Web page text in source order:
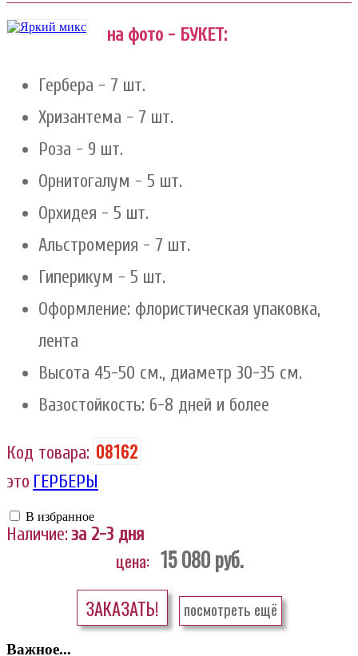
на фото - БУКЕТ:
Гербера - 7 шт.
Хризантема - 7 шт.
Роза - 9 шт.
Орнитогалум - 5 шт.
Орхидея - 5 шт.
Альстромерия - 7 шт.
Гиперикум - 5 шт.
Оформление: флористическая упаковка,
лента
Высота 45-50 см., диаметр 30-35 см.
Вазостойкость: 6-8 дней и более
Код товара: 08162
это ГЕРБЕРЫ
В избранное
Наличие:за 2-3 дня
цена: 15 080руб.
ЗАКАЗАТЬ! посмотреть ещё
Важное...